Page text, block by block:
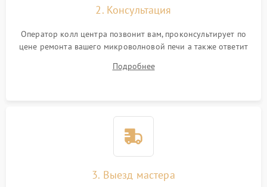
2. Консультация
Оператор колл центра позвонит вам, проконсультирует по
цене ремонта вашего микроволновой печи а также ответит
Подробнее
3. Выезд мастера